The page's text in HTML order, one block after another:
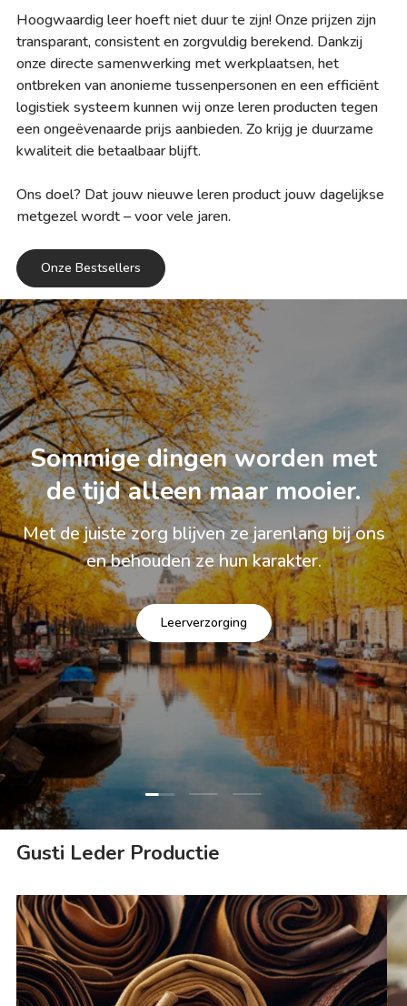
Hoogwaardig leer hoeft niet duur te zijn! Onze prijzen zijn
transparant, consistent en zorgvuldig berekend. Dankzij
onze directe samenwerking met werkplaatsen, het
ontbreken van anonieme tussenpersonen en een efficiënt
logistiek systeem kunnen wij onze leren producten tegen
een ongeëvenaarde prijs aanbieden. Zo krijg je duurzame
kwaliteit die betaalbaar blijft.
Ons doel? Dat jouw nieuwe leren product jouw dagelijkse
metgezel wordt – voor vele jaren.
Onze Bestsellers
Sommige dingen worden met
de tijd alleen maar mooier.
Met de juiste zorg blijven ze jarenlang bij ons
en behouden ze hun karakter.
Leerverzorging
Dia laden 1 van 3
Dia laden 2 van 3
Dia laden 3 van 3
Gusti Leder Productie